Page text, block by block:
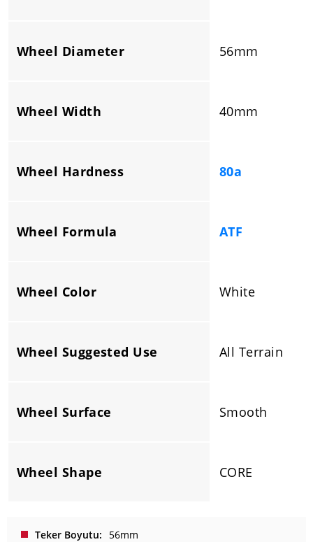
Wheel Diameter 56mm
Wheel Width 40mm
Wheel Hardness 80a
Wheel Formula ATF
Wheel Color White
Wheel Suggested Use All Terrain
Wheel Surface Smooth
Wheel Shape CORE
Teker Boyutu
56mm